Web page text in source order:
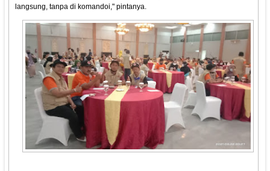
langsung, tanpa di komandoi," pintanya.